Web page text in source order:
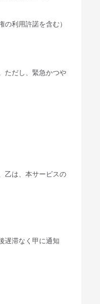
利用許諾を含む）
ただし、緊急かつや
乙は、本サービスの
遅滞なく甲に通知